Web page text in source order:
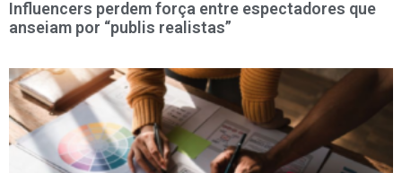
Influencers perdem força entre espectadores que
anseiam por “publis realistas”